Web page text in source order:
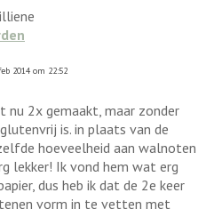
2014 om 22:52
nu 2x gemaakt, maar zonder
is. in plaats van de
hoeveelheid aan walnoten
lekker! Ik vond hem wat erg
dus heb ik dat de 2e keer
vorm in te vetten met